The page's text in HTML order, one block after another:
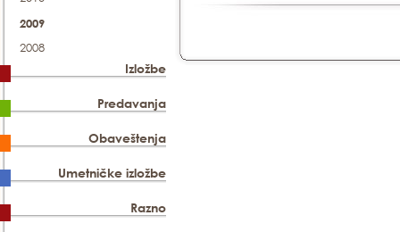
2009
2008
Izložbe
Predavanja
Obaveštenja
Umetničke izložbe
Razno